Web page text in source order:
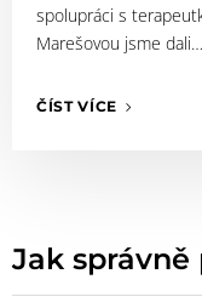
spolupráci s
Marešovou jsme dali…
ČÍST VÍCE
Jak správně